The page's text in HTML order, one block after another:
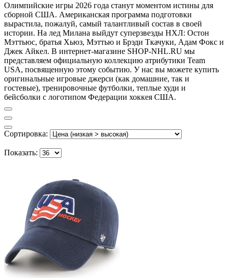
Олимпийские игры 2026 года станут моментом истины для
сборной США. Американская программа подготовки
вырастила, пожалуй, самый талантливый состав в своей
истории. На лед Милана выйдут суперзвезды НХЛ: Остон
Мэттьюс, братья Хьюз, Мэттью и Брэди Ткачуки, Адам Фокс и
Джек Айкел. В интернет-магазине SHOP-NHL.RU мы
представляем официальную коллекцию атрибутики Team
USA, посвященную этому событию. У нас вы можете купить
оригинальные игровые джерси (как домашние, так и
гостевые), тренировочные футболки, теплые худи и
бейсболки с логотипом Федерации хоккея США.
Сортировка:
Показать: